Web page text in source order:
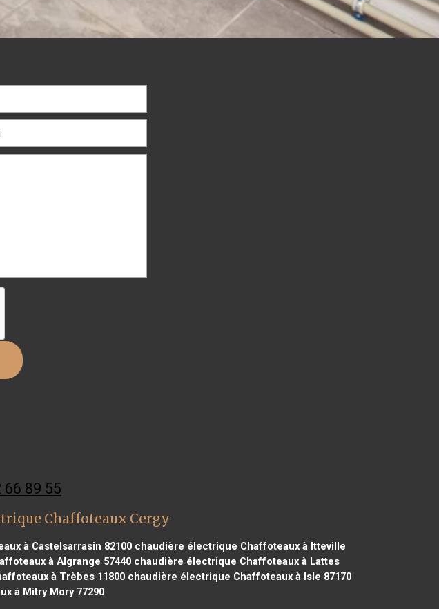
66 89 55
Chaffoteaux Cergy
à Castelsarrasin 82100chaudière électrique Chaffoteaux à Itteville
à Algrange 57440 chaudière électrique Chaffoteaux à Lattes
à Trèbes 11800chaudière électrique Chaffoteaux à Isle 87170
à Mitry Mory 77290